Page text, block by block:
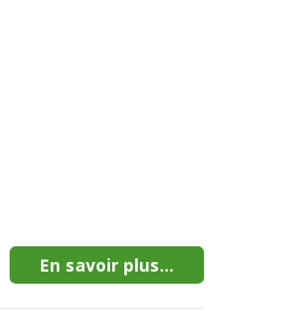
En savoir plus...